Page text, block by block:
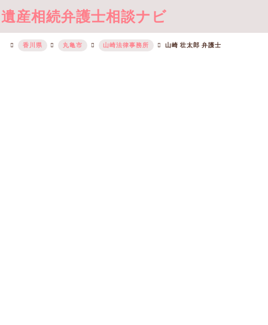
遺産相続弁護士相談ナビ
香川県 丸亀市 山崎法律事務所 山崎 壮太郎 弁護士